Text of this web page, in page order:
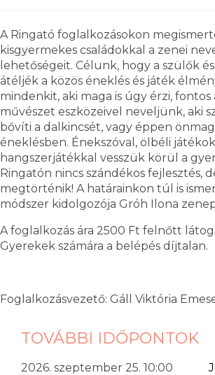
A Ringató foglalkozásokon
kisgyermekes családokkal a zenei
lehetőségeit. Célunk, hogy a szülők
átéljék a közös éneklés és játék
mindenkit, aki maga is úgy érzi, fontos
művészet eszközeivel neveljünk, aki
bővíti a dalkincsét, vagy éppen
éneklésben. Énekszóval, ölbéli
hangszerjátékkal vesszük körül a
Ringatón nincs szándékos fejlesztés,
megtörténik! A határainkon túl is
módszer kidolgozója Gróh Ilona
A foglalkozás ára 2500 Ft felnőtt
Gyerekek számára a belépés díjtalan.
Foglalkozásvezető: Gáll Viktória
TOVÁBBI IDŐPONTOK
2026. szeptember 25. 10:00